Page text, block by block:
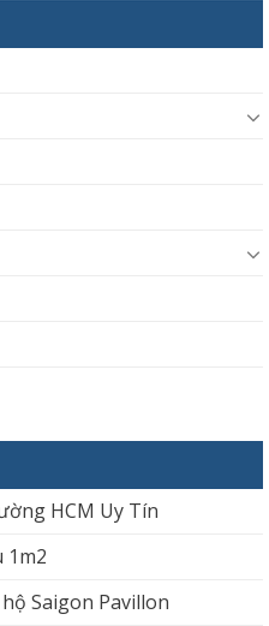
HCM Uy Tín
1m2
Saigon Pavillon